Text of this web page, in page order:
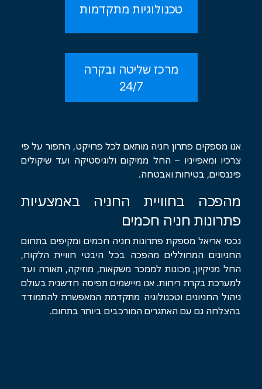
טכנולוגיות מתקדמות
מרכז שליטה ובקרה
24/7
אנו מספקים פתרון חניה מותאם לכל פרויקט, התפור על פי
צרכיו ומאפייניו – החל ממיקום ולוגיסטיקה ועד שיקולים
פיננסיים, בטיחות ואבטחה.
מהפכה בחוויית החניה באמצעיות
פתרונות חניה חכמים
נכסי אריאל מספקת פתרונות חניה חכמים ומקיפים בתחום
החניונים המחוללים מהפכה בכל היבטי חוויית הלקוח,
החל מניקיון, מכונות לממכר משקאות, מוזיקה, תאורה ועד
למערכת בקרת ריחות. אנו מיישמים תפיסה חדשנית בעולם
ניהול החניונים וטכנולוגיה מתקדמת המאפשרת להתמודד
בהצלחה גם עם האתגרים המורכבים ביותר בתחום.